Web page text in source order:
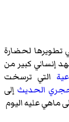
تطويرها لحضارة
إنساني كبير من
التي ترسخت
الحديث إلى
ماهي عليه اليوم